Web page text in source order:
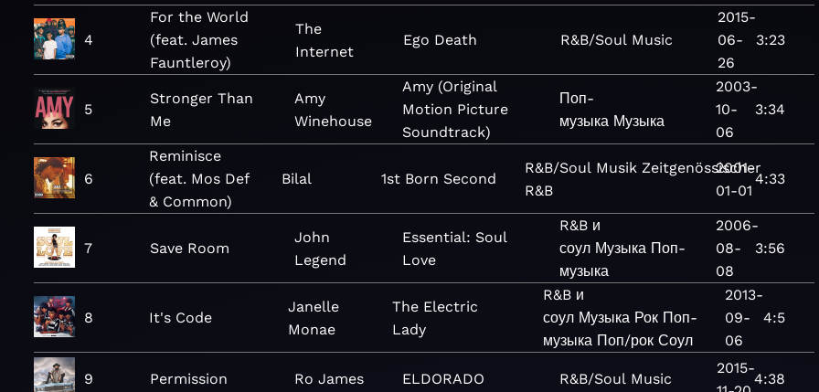
4
For the World
(feat. James
Fauntleroy)
The
Internet
Ego Death R&B/Soul Music
2015-
06-
26
3:23
5
Stronger Than
Me
Amy
Winehouse
Amy (Original
Motion Picture
Soundtrack)
Поп-
музыка Музыка
2003-
10-
06
3:34
6
Reminisce
(feat. Mos Def
& Common)
Bilal 1st Born Second
R&B/Soul Musik Zeitgenössischer
R&B
2001-
01-01
4:33
7 Save Room
John
Legend
Essential: Soul
Love
R&B и
соул Музыка Поп-
музыка
2006-
08-
08
3:56
8 It's Code
Janelle
Monae
The Electric
Lady
R&B и
соул Музыка Рок Поп-
музыка Поп/рок Соул
2013-
09-
06
4:5
9 Permission Ro James ELDORADO R&B/Soul Music
2015-
4:38